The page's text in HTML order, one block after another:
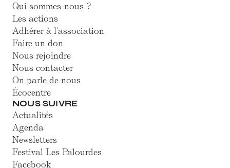
Qui sommes-nous ?
Les actions
Adhérer à l'association
Faire un don
Nous rejoindre
Nous contacter
On parle de nous
Écocentre
NOUS SUIVRE
Actualités
Agenda
Newsletters
Festival Les Palourdes
Facebook